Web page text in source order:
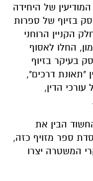
של היחידה
בזיוף של ספרות
הקניין הרוחני
החלו לאסוף
בעיקר בזיוף
"תאונת דרכים",
הדין,
הבין את
ספר מזויף כזה,
המשטרה יצרו